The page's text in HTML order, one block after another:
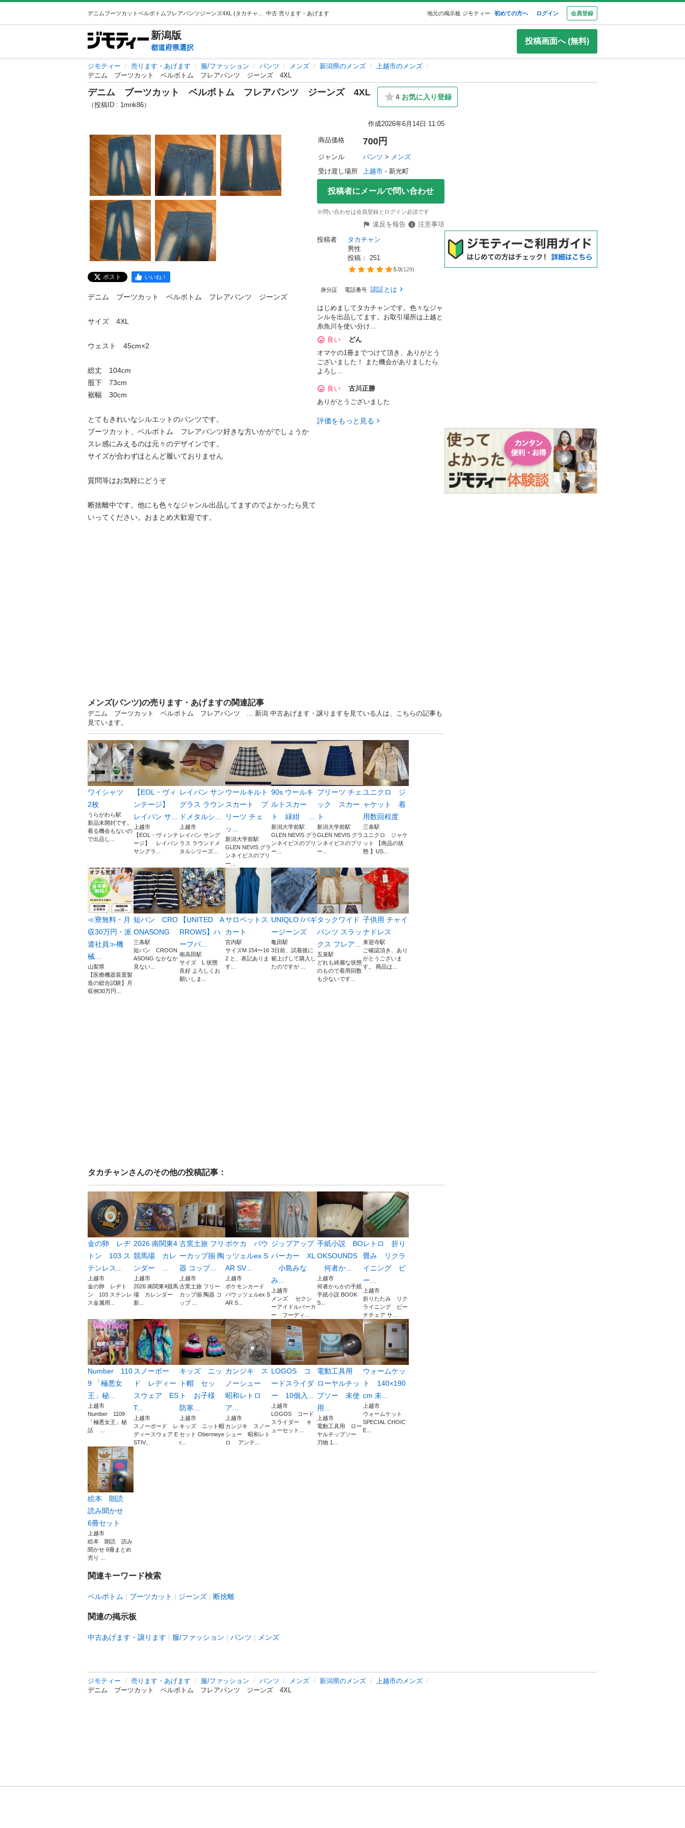
中古 売ります・あげます 地元の掲示板 ジモティー 初めての方へ ログイン 会員登録
新潟版
都道府県選択
投稿画面へ (無料)
ジモティー 売ります・あげます 服/ファッション パンツ メンズ 新潟県のメンズ
上越市のメンズ
デニム ブーツカット ベルボトム フレアパンツ ジーンズ 4XL
デニム ブーツカット ベルボトム フレアパンツ ジーンズ 4XL
（投稿ID : 1mnk86）
4 お気に入り登録
作成2026年6月14日 11:05
ポスト いいね！
デニム　ブーツカット　ベルボトム　フレアパンツ　ジーンズ
サイズ　4XL
ウェスト　45cm×2
総丈　104cm
股下　73cm
裾幅　30cm
とてもきれいなシルエットのパンツです。
ブーツカット、ベルボトム　フレアパンツ好きな方いかがでしょうか
スレ感にみえるのは元々のデザインです。
サイズが合わずほとんど履いておりません
質問等はお気軽にどうぞ
断捨離中です。他にも色々なジャンル出品してますのでよかったら見て
いってください。おまとめ大歓迎です。
商品価格 700円
ジャンル パンツ > メンズ
受け渡し場所
上越市 - 新光町
投稿者にメールで問い合わせ
※問い合わせは会員登録とログイン必須です
違反を報告
注意事項
投稿者
タカチャン
男性
投稿： 251
5.0(129)
身分証 電話番号 認証とは
はじめましてタカチャンです。色々なジャ
ンルを出品してます。お取引場所は上越と
糸魚川を使い分け...
良い
どん
オマケの1冊までつけて頂き、ありがとう
ございました！ また機会がありましたら
よろし...
良い
古川正勝
ありがとうございました
評価をもっと見る
メンズ(パンツ)の売ります・あげますの関連記事
デニム ブーツカット ベルボトム フレアパンツ ... 新潟 中古あげます・譲りますを見ている人は、こちらの記事も
見ています。
ワイシャツ
2枚
うらがわら駅
新品未開封です。
着る機会もないの
で出品し...
【EOL・ヴィ
ンテージ】
レイバン サ...
上越市
【EOL・ヴィンテ
ージ】 レイバン
サングラ...
レイバン サン
グラス ラウン
ドメタルシ...
上越市
レイバン サング
ラス ラウンドメ
タルシリーズ...
ウールキルト
スカート プ
リーツ チェ
ッ...
新潟大学前駅
GLEN NEVIS グラ
ンネイビスのプリ
ー...
90s ウールキ
ルトスカー
ト 緑紺 ...
新潟大学前駅
GLEN NEVIS グラ
ンネイビスのプリ
ー...
プリーツ チェ
ック スカー
ト
新潟大学前駅
GLEN NEVIS グラ
ンネイビスのプリ
ー...
ユニクロ ジ
ャケット 着
用数回程度
三条駅
ユニクロ ジャケ
ット 【商品の状
態 】US...
≪寮無料・月
収30万円・派
遣社員≫機
械...
山梨県
【医療機器装置製
造の総合試験】月
収例30万円...
短パン CRO
ONASONG
三条駅
短パン CROON
ASONG なかなか
見ない...
【UNITED A
RROWS】ハ
ーフパ...
南高田駅
サイズ L 状態
良好 よろしくお
願いしま...
サロペットス
カート
宮内駅
サイズM 154〜16
2 と、表記ありま
す...
UNIQLO /バギ
ージーンズ
亀田駅
3日前、試着後に
裾上げして購入し
たのですが ...
タックワイド
パンツ スラッ
クス フレア...
五泉駅
どれも綺麗な状態
のもので着用回数
も少ないです...
子供用 チャイ
ナドレス
来迎寺駅
ご確認頂き、あり
がとうございま
す。 商品は...
タカチャンさんのその他の投稿記事：
金の卵 レヂ
トン 103 ス
テンレス...
上越市
金の卵 レヂト
ン 103 ステンレ
ス金属用...
2026 南関東4
競馬場 カレ
ンダー ...
上越市
2026 南関東4競馬
場 カレンダー
新...
古窯土旅 フリ
ーカップ揃 陶
器 コップ...
上越市
古窯土旅 フリー
カップ揃 陶器 コ
ップ ...
ポケカ バウ
ッツェルex S
AR SV...
上越市
ポケモンカード
バウッツェルex S
AR S...
ジップアップ
パーカー XL
小島みな
み...
上越市
メンズ セクシ
ーアイドルパーカ
ー フーディ...
手紙小説 BO
OKSOUNDS
何者か...
上越市
何者からかの手紙
手紙小説 BOOK
S...
レトロ 折り
畳み リクラ
イニング ビ
ー...
上越市
折りたたみ リク
ライニング ビー
チチェア サ...
Number 110
9 「極悪女
王」秘...
上越市
Number 1109
「極悪女王」秘
話 ...
スノーボー
ド レディー
スウェア ES
T...
上越市
スノーボード レ
ディースウェア E
STIV...
キッズ ニッ
ト帽 セッ
ト お子様
防寒...
上越市
キッズ ニット帽
セット Obermeye
r...
カンジキ ス
ノーシュー
昭和レトロ
ア...
上越市
カンジキ スノー
シュー 昭和レト
ロ アンテ...
LOGOS コ
ードスライダ
ー 10個入...
上越市
LOGOS コード
スライダー キ
ューセット...
電動工具用
ローヤルチッ
プソー 未使
用...
上越市
電動工具用 ロー
ヤルチップソー
刃物 1...
ウォームケッ
ト 140×190
cm 未...
上越市
ウォームケット
SPECIAL CHOIC
E...
絵本 朗読
読み聞かせ
6冊セット
上越市
絵本 朗読 読み
聞かせ 6冊まとめ
売り ...
関連キーワード検索
ベルボトム ブーツカット ジーンズ 断捨離
関連の掲示板
中古あげます・譲ります 服/ファッション パンツ メンズ
ジモティー 売ります・あげます 服/ファッション パンツ メンズ 新潟県のメンズ
上越市のメンズ
デニム ブーツカット ベルボトム フレアパンツ ジーンズ 4XL